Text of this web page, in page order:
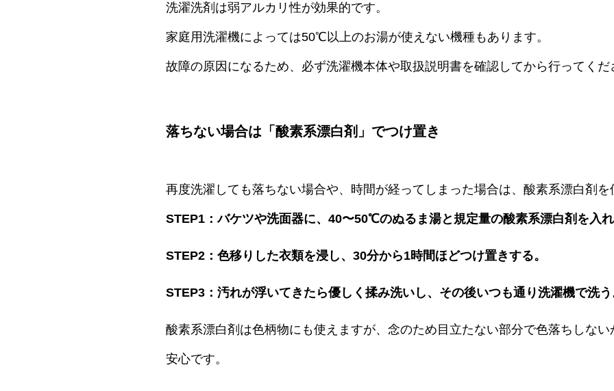
洗濯洗剤は弱アルカリ性が効果的です。
家庭用洗濯機によっては50℃以上のお湯が使えない機種もあります。
故障の原因になるため、必ず洗濯機本体や取扱説明書を確認してから行ってくだ
落ちない場合は「酸素系漂白剤」でつけ置き
再度洗濯しても落ちない場合や、時間が経ってしまった場合は、酸素系漂白剤
STEP1：バケツや洗面器に、40〜50℃のぬるま湯と規定量の酸素系漂白剤を入
STEP2：色移りした衣類を浸し、30分から1時間ほどつけ置きする。
STEP3：汚れが浮いてきたら優しく揉み洗いし、その後いつも通り洗濯機で洗
酸素系漂白剤は色柄物にも使えますが、念のため目立たない部分で色落ちしな
安心です。